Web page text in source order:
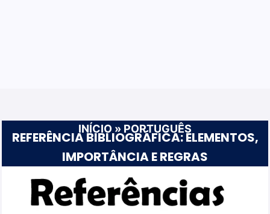
INÍCIO » PORTUGUÊS
REFERÊNCIA BIBLIOGRÁFICA: ELEMENTOS,
IMPORTÂNCIA E REGRAS